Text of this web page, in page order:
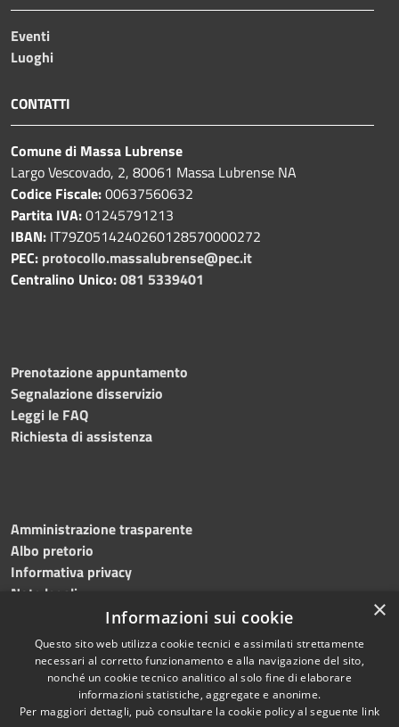
Eventi
Luoghi
CONTATTI
Comune di Massa Lubrense
Largo Vescovado, 2, 80061 Massa Lubrense NA
Codice Fiscale:00637560632
Partita IVA:01245791213
IBAN: IT79Z0514240260128570000272
PEC: protocollo.massalubrense@pec.it
Centralino Unico:081 5339401
Prenotazione appuntamento
Segnalazione disservizio
Leggi le FAQ
Richiesta di assistenza
Amministrazione trasparente
Albo pretorio
Informativa privacy
Note legali
Dichiarazione di accessibilità
Accessibilità
Copyright © 2023
•Comune di Massa
×
Informazioni sui cookie
Questo sito web utilizza cookie tecnici e assimilati strettamente
necessari al corretto funzionamento e alla navigazione del sito,
nonché un cookie tecnico analitico al solo fine di elaborare
informazioni statistiche, aggregate e anonime.
Per maggiori dettagli, può consultare la cookie policy al seguente link